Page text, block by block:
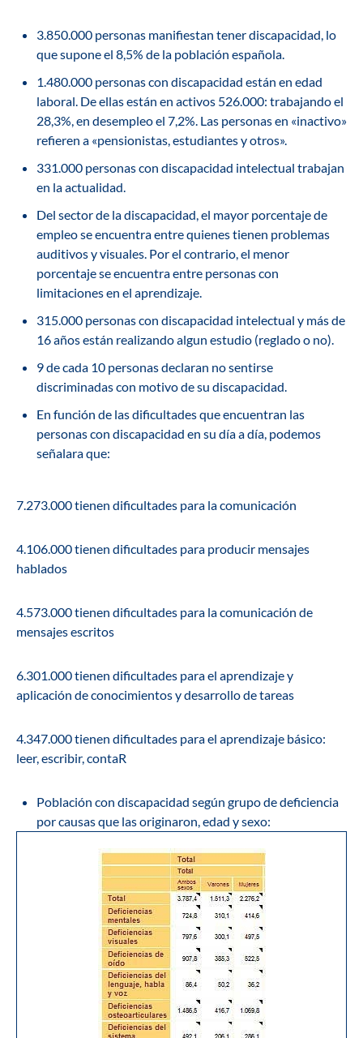
3.850.000 personas manifiestan tener discapacidad, lo
que supone el 8,5% de la población española.
1.480.000 personas con discapacidad están en edad
laboral. De ellas están en activos 526.000: trabajando el
28,3%, en desempleo el 7,2%. Las personas en «inactivo»
refieren a «pensionistas, estudiantes y otros».
331.000 personas con discapacidad intelectual trabajan
en la actualidad.
Del sector de la discapacidad, el mayor porcentaje de
empleo se encuentra entre quienes tienen problemas
auditivos y visuales. Por el contrario, el menor
porcentaje se encuentra entre personas con
limitaciones en el aprendizaje.
315.000 personas con discapacidad intelectual y más de
16 años están realizando algun estudio (reglado o no).
9 de cada 10 personas declaran no sentirse
discriminadas con motivo de su discapacidad.
En función de las dificultades que encuentran las
personas con discapacidad en su día a día, podemos
señalara que:
7.273.000 tienen dificultades para la comunicación
4.106.000 tienen dificultades para producir mensajes
hablados
4.573.000 tienen dificultades para la comunicación de
mensajes escritos
6.301.000 tienen dificultades para el aprendizaje y
aplicación de conocimientos y desarrollo de tareas
4.347.000 tienen dificultades para el aprendizaje básico:
leer, escribir, contaR
Población con discapacidad según grupo de deficiencia
por causas que las originaron, edad y sexo: